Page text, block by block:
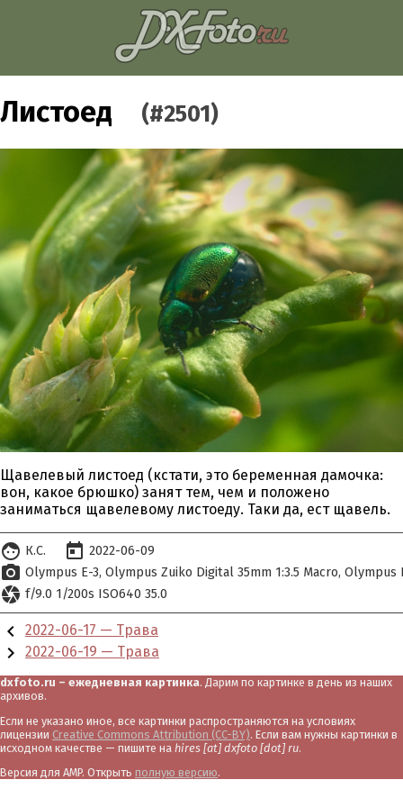
Листоед (#2501)
Щавелевый листоед (кстати, это беременная дамочка:
вон, какое брюшко) занят тем, чем и положено
заниматься щавелевому листоеду. Таки да, ест щавель.
face К.С. today 2022-06-09
photo_camera Olympus E-3 Olympus Zuiko Digital 35mm 1:3.5 Macro Olympus
camera f/9.0 1/200s ISO640 35.0
chevron_left 2022-06-17 — Трава
chevron_right 2022-06-19 — Трава
dxfoto.ru – ежедневная картинка. Дарим по картинке в день из наших
архивов.
Если не указано иное, все картинки распространяются на условиях
лицензии Creative Commons Attribution (CC-BY). Если вам нужны картинки в
исходном качестве — пишите на hires [at] dxfoto [dot] ru.
Версия для AMP. Открыть полную версию.